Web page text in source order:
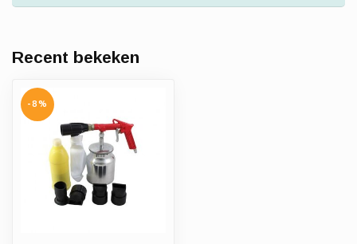
Recent bekeken
-8%